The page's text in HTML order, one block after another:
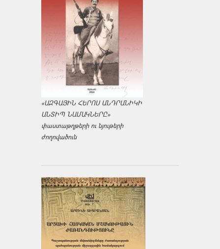
«ԱԶԳԱՅԻՆ ՀԵՐՈՍ ԱՆԴՐԱՆԻԿԻ
ԱՆՏԻՊ ՆԱՄԱԿՆԵՐԸ»
փաստաթղթերի ու նյութերի
ժողովածուն